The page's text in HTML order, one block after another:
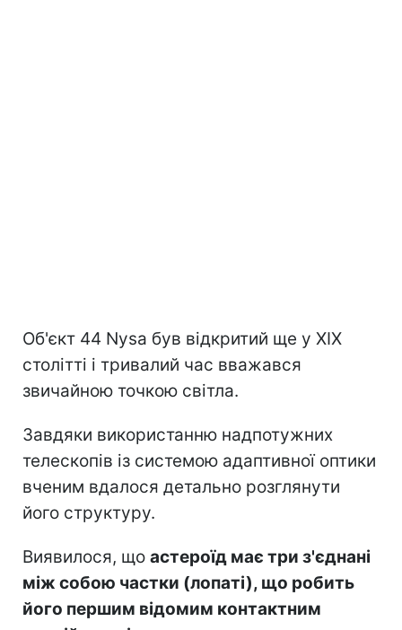
Об'єкт 44 Nysa був відкритий ще у XIX
столітті і тривалий час вважався
звичайною точкою світла.
Завдяки використанню надпотужних
телескопів із системою адаптивної оптики
вченим вдалося детально розглянути
його структуру.
Виявилося, що астероїд має три з'єднані
між собою частки (лопаті), що робить
його першим відомим контактним